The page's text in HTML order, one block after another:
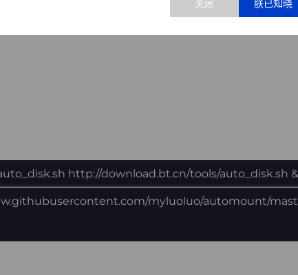
http://download.bt.cn/tools/auto_disk.sh
myluoluo/automount/